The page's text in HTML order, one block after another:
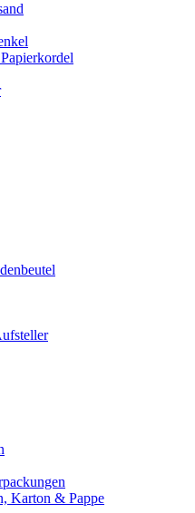
Karton & Pappe